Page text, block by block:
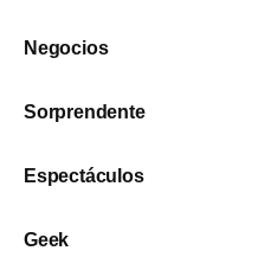
Negocios
Sorprendente
Espectáculos
Geek